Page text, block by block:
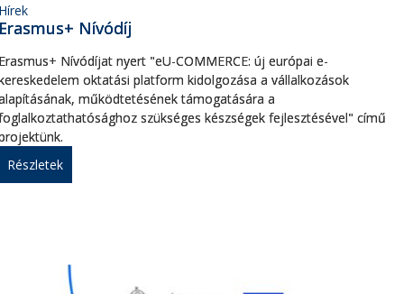
Nívódíj
Nívódíjat nyert "eU-COMMERCE: új európai e-
oktatási platform kidolgozása a vállalkozások
működtetésének támogatására a
szükséges készségek fejlesztésével" című
Részletek